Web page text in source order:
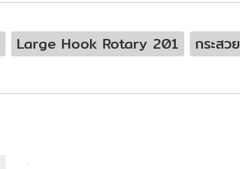
Large Hook Rotary 201 กระสวย